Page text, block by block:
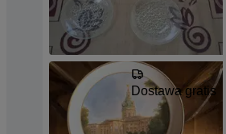
Dostawa gratis